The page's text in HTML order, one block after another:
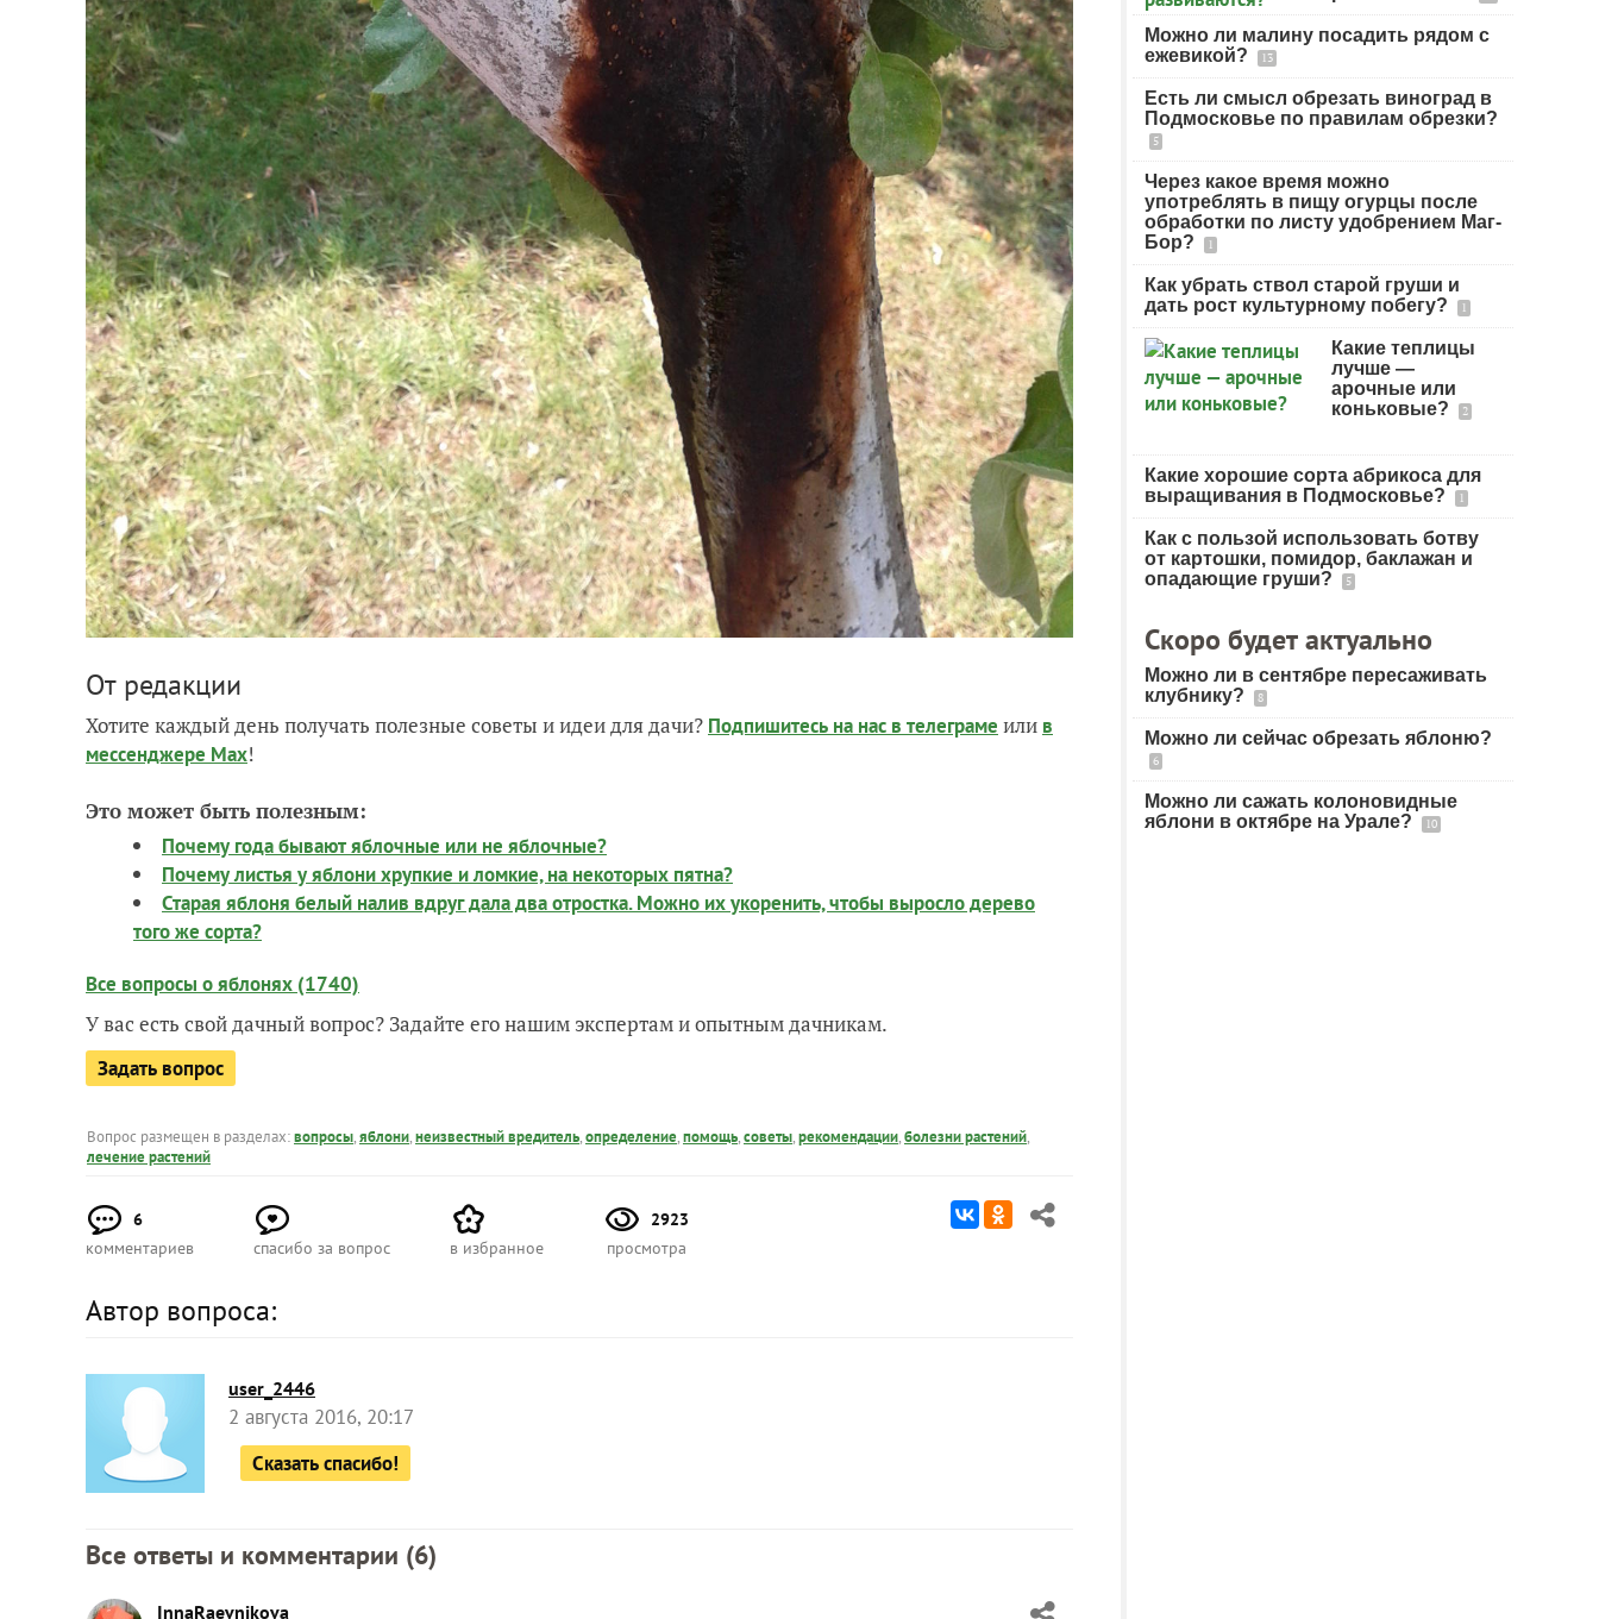
От редакции
Хотите каждый день получать полезные советы и идеи для дачи? Подпишитесь на нас в телеграме или в
мессенджере Max!
Это может быть полезным:
Почему года бывают яблочные или не яблочные?
Почему листья у яблони хрупкие и ломкие, на некоторых пятна?
Старая яблоня белый налив вдруг дала два отростка. Можно их укоренить, чтобы выросло дерево
того же сорта?
Все вопросы о яблонях (1740)
У вас есть свой дачный вопрос? Задайте его нашим экспертам и опытным дачникам.
Задать вопрос
Вопрос размещен в разделах:вопросы,яблони,неизвестный вредитель,определение,помощь,советы,рекомендации,болезни растений,
лечение растений
6
комментариев
спасибо за вопрос в избранное
2923
просмотра
Автор вопроса:
user_2446
2 августа 2016, 20:17
Сказать спасибо!
Все ответы и комментарии (6)
InnaRaevnikova
Можно ли малину посадить рядом с
ежевикой?
13
Есть ли смысл обрезать виноград в
Подмосковье по правилам обрезки?
5
Через какое время можно
употреблять в пищу огурцы после
обработки по листу удобрением Маг-
Бор?
1
Как убрать ствол старой груши и
дать рост культурному побегу?
1
Какие теплицы
лучше —
арочные или
коньковые?
2
Какие хорошие сорта абрикоса для
выращивания в Подмосковье?
1
Как с пользой использовать ботву
от картошки, помидор, баклажан и
опадающие груши?
5
Скоро будет актуально
Можно ли в сентябре пересаживать
клубнику?
8
Можно ли сейчас обрезать яблоню?
6
Можно ли сажать колоновидные
яблони в октябре на Урале?
10